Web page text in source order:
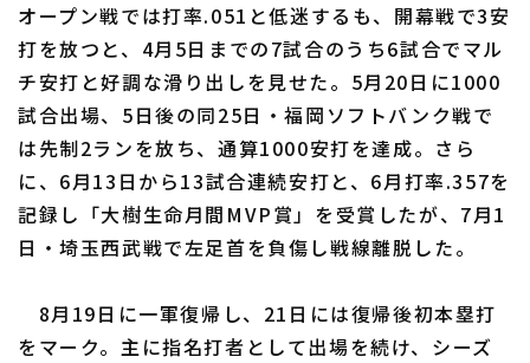
利用規約 プライバシーポリシー
運営会社（別ウィンドウで開く） よくある質問
特定商取引法の表示 アルバイト募集（別ウィンドウで開く
オープン戦では打率.051と低迷するも、開幕戦で3安
打を放つと、4月5日までの7試合のうち6試合でマル
チ安打と好調な滑り出しを見せた。5月20日に1000
試合出場、5日後の同25日・福岡ソフトバンク戦で
は先制2ランを放ち、通算1000安打を達成。さら
に、6月13日から13試合連続安打と、6月打率.357を
記録し「大樹生命月間MVP賞」を受賞したが、7月1
日・埼玉西武戦で左足首を負傷し戦線離脱した。
8月19日に一軍復帰し、21日には復帰後初本塁打
をマーク。主に指名打者として出場を続け、シーズ